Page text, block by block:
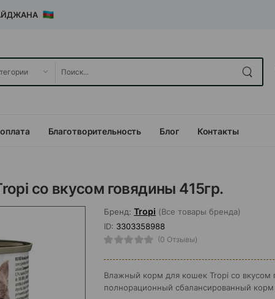
Благотворительность Блог Контакты
со вкусом говядины 415гр.
Бренд: Tropi (Все товары бренда)
ID: 3303358988
(0 Отзывы)
Влажный корм для кошек Tropi со вкусом
полнорационный сбалансированный